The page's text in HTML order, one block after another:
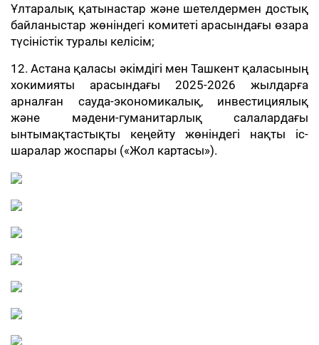
Ұлтаралық қатынастар және шетелдермен достық
байланыстар жөніндегі комитеті арасындағы өзара
түсіністік туралы келісім;
12. Астана қаласы әкімдігі мен Ташкент қаласының
хокимияты арасындағы 2025-2026 жылдарға
арналған сауда-экономикалық, инвестициялық
және мәдени-гуманитарлық салалардағы
ынтымақтастықты кеңейту жөніндегі нақты іс-
шаралар жоспары («Жол картасы»).